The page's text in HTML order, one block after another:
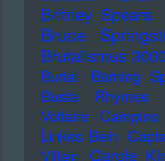
Britney Spears
Bruce
Brutalismus
Burial Burning
Busta Rhymes
Voltaire Campino
Linkes Bein
Villain Carole